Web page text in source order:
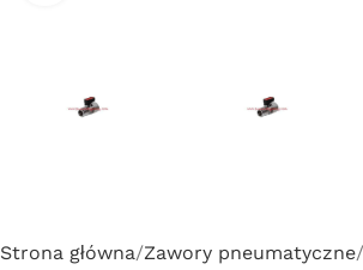
Strona główna Zawory pneumatyczne